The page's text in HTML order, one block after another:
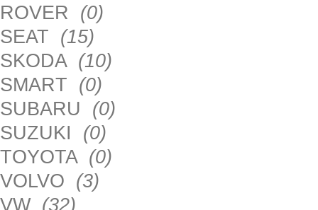
ROVER (0)
SEAT (15)
SKODA (10)
SMART (0)
SUBARU (0)
SUZUKI (0)
TOYOTA (0)
VOLVO (3)
VW (32)